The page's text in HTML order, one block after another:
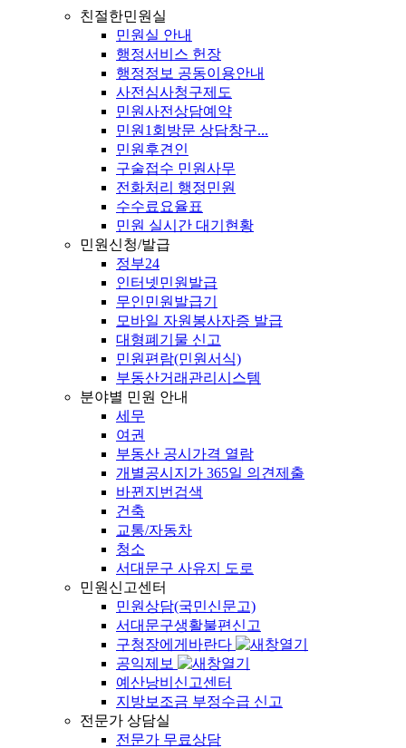
친절한민원실
민원실 안내
행정서비스 헌장
행정정보 공동이용안내
사전심사청구제도
민원사전상담예약
민원1회방문 상담창구...
민원후견인
구술접수 민원사무
전화처리 행정민원
수수료요율표
민원 실시간 대기현황
민원신청/발급
정부24
인터넷민원발급
무인민원발급기
모바일 자원봉사자증 발급
대형폐기물 신고
민원편람(민원서식)
부동산거래관리시스템
분야별 민원 안내
세무
여권
부동산 공시가격 열람
개별공시지가 365일 의견제출
바뀐지번검색
건축
교통/자동차
청소
서대문구 사유지 도로
민원신고센터
민원상담(국민신문고)
서대문구생활불편신고
구청장에게바란다
공익제보
예산낭비신고센터
지방보조금 부정수급 신고
전문가 상담실
전문가 무료상담